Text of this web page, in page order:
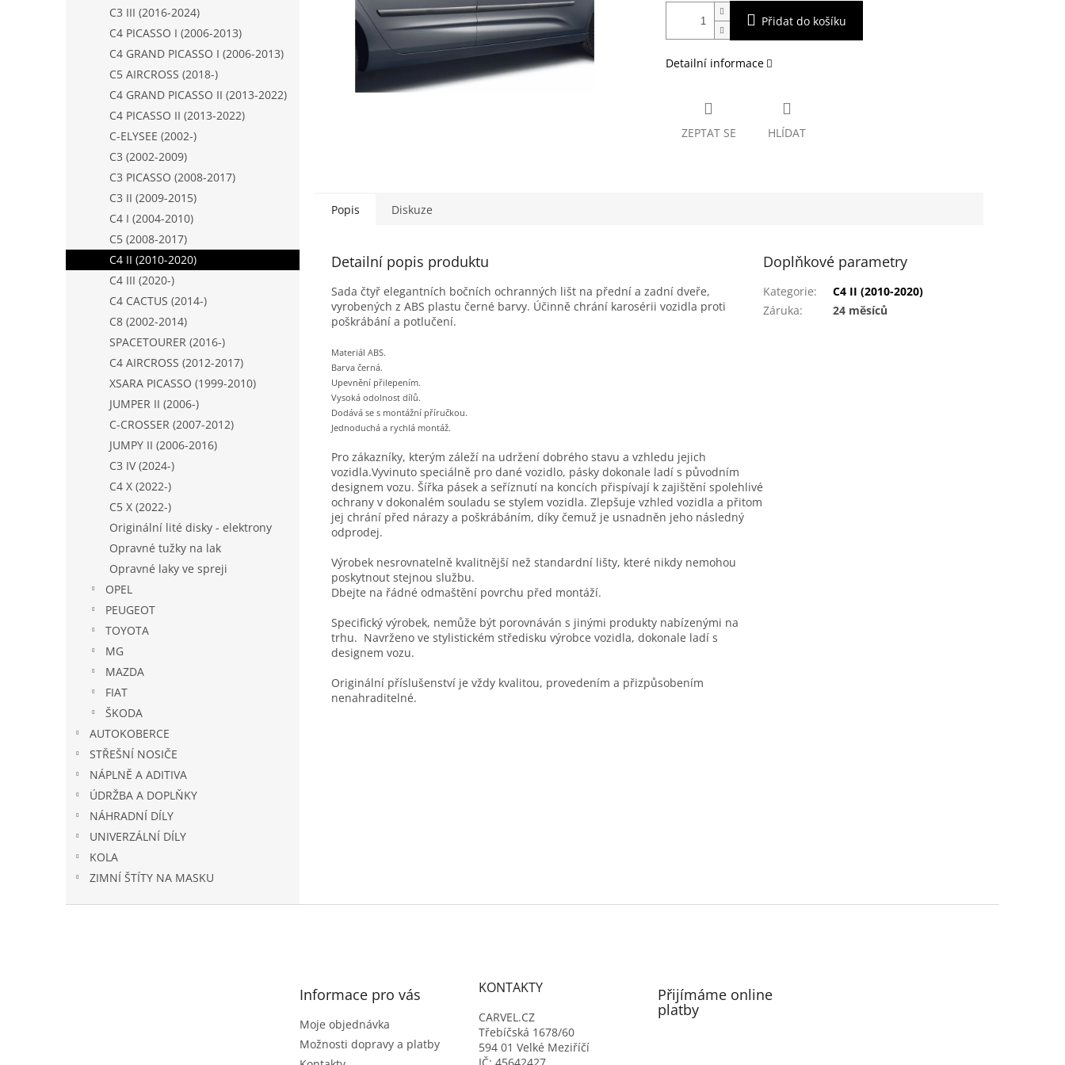
C3 III (2016-2024)
C4 PICASSO I (2006-2013)
C4 GRAND PICASSO I (2006-2013)
C5 AIRCROSS (2018-)
C4 GRAND PICASSO II (2013-2022)
C4 PICASSO II (2013-2022)
C-ELYSEE (2002-)
C3 (2002-2009)
C3 PICASSO (2008-2017)
C3 II (2009-2015)
C4 I (2004-2010)
C5 (2008-2017)
C4 II (2010-2020)
C4 III (2020-)
C4 CACTUS (2014-)
C8 (2002-2014)
SPACETOURER (2016-)
C4 AIRCROSS (2012-2017)
XSARA PICASSO (1999-2010)
JUMPER II (2006-)
C-CROSSER (2007-2012)
JUMPY II (2006-2016)
C3 IV (2024-)
C4 X (2022-)
C5 X (2022-)
Originální lité disky - elektrony
Opravné tužky na lak
Opravné laky ve spreji
OPEL
PEUGEOT
TOYOTA
MG
MAZDA
FIAT
ŠKODA
AUTOKOBERCE
STŘEŠNÍ NOSIČE
NÁPLNĚ A ADITIVA
ÚDRŽBA A DOPLŇKY
NÁHRADNÍ DÍLY
UNIVERZÁLNÍ DÍLY
KOLA
ZIMNÍ ŠTÍTY NA MASKU
Přidat do košíku
Detailní informace
ZEPTAT SE HLÍDAT
Popis Diskuze
Detailní popis produktu
Sada čtyř elegantních bočních ochranných lišt na přední a zadní dveře,
vyrobených z ABS plastu černé barvy. Účinně chrání karosérii vozidla proti
poškrábání a potlučení.
Materiál ABS.
Barva černá.
Upevnění přilepením.
Vysoká odolnost dílů.
Dodává se s montážní příručkou.
Jednoduchá a rychlá montáž.
Pro zákazníky, kterým záleží na udržení dobrého stavu a vzhledu jejich
vozidla.Vyvinuto speciálně pro dané vozidlo, pásky dokonale ladí s původním
designem vozu. Šířka pásek a seříznutí na koncích přispívají k zajištění spolehlivé
ochrany v dokonalém souladu se stylem vozidla. Zlepšuje vzhled vozidla a přitom
jej chrání před nárazy a poškrábáním, díky čemuž je usnadněn jeho následný
odprodej.
Výrobek nesrovnatelně kvalitnější než standardní lišty, které nikdy nemohou
poskytnout stejnou službu.
Dbejte na řádné odmaštění povrchu před montáží.
Specifický výrobek, nemůže být porovnáván s jinými produkty nabízenými na
trhu. Navrženo ve stylistickém středisku výrobce vozidla, dokonale ladí s
designem vozu.
Originální příslušenství je vždy kvalitou, provedením a přizpůsobením
nenahraditelné.
Doplňkové parametry
Kategorie:
C4 II (2010-2020)
Záruka: 24 měsíců
Informace pro vás
Moje objednávka
Možnosti dopravy a platby
KONTAKTY
CARVEL.CZ
Třebíčská 1678/60
594 01 Velké Meziříčí
Přijímáme online
platby